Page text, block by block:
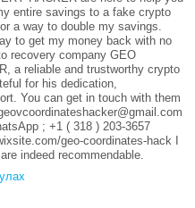
entire savings to a fake crypto
a way to double my savings.
to get my money back with no
recovery company GEO
a reliable and trustworthy crypto
for his dedication,
You can get in touch with them
; +1 ( 318 ) 203-3657
geo-coordinates-hack I
indeed recommendable.